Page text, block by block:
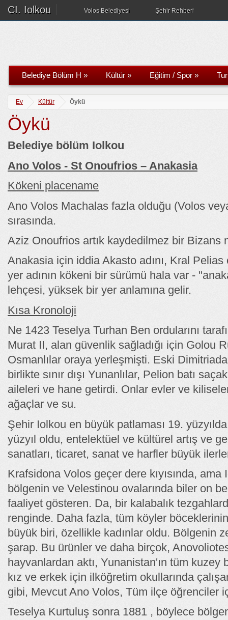
CI. Iolkou Volos Belediyesi Şehir Rehberi
Belediye Bölüm H » Kültür » Eğitim / Spor »
Ev Kültür Öykü
Öykü
Belediye bölüm Iolkou
Ano Volos - St Onoufrios – Anakasia
Kökeni placename
Ano Volos Machalas fazla olduğu (Volos
sırasında.
Aziz Onoufrios artık kaydedilmez bir Bizans
Anakasia için iddia Akasto adını, Kral
yer adının kökeni bir sürümü hala var -
lehçesi, yüksek bir yer anlamına gelir.
Kısa Kronoloji
Ne 1423 Teselya Turhan Ben ordularını
Murat II, alan güvenlik sağladığı için Golou
Osmanlılar oraya yerleşmişti. Eski
birlikte sınır dışı Yunanlılar, Pelion batı
aileleri ve hane getirdi. Onlar evler ve
ağaçlar ve su.
Şehir Iolkou en büyük patlaması 19.
yüzyıl oldu, entelektüel ve kültürel artış ve
sanatları, ticaret, sanat ve harfler büyük
Krafsidona Volos geçer dere kıyısında, ama
bölgenin ve Velestinou ovalarında biler on
faaliyet gösteren. Da, bir kalabalık
renginde. Daha fazla, tüm köyler
büyük biri, özellikle kadınlar oldu. Bölgenin
şarap. Bu ürünler ve daha birçok,
hayvanlardan aktı, Yunanistan'ın tüm
kız ve erkek için ilköğretim okullarında
gibi, Mevcut Ano Volos, Tüm ilçe öğrenciler
Teselya Kurtuluş sonra 1881 , böylece